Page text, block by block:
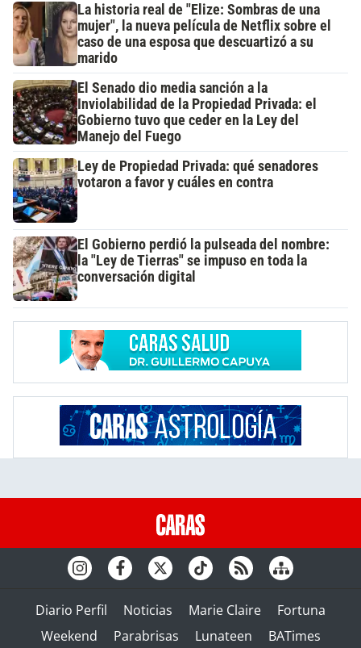
La historia real de "Elize: Sombras de una
mujer", la nueva película de Netflix sobre el
caso de una esposa que descuartizó a su
marido
El Senado dio media sanción a la
Inviolabilidad de la Propiedad Privada: el
Gobierno tuvo que ceder en la Ley del
Manejo del Fuego
Ley de Propiedad Privada: qué senadores
votaron a favor y cuáles en contra
El Gobierno perdió la pulseada del nombre:
la "Ley de Tierras" se impuso en toda la
conversación digital
Diario Perfil Noticias Marie Claire
Fortuna
Weekend
Parabrisas Lunateen BATimes